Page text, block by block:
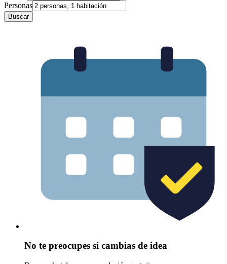
Personas
Buscar
No te preocupes si cambias de idea